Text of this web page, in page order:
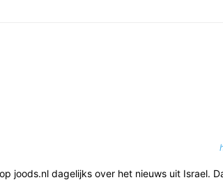
joods.nl dagelijks over het nieuws uit Israel.